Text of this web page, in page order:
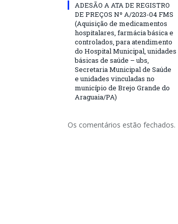
ADESÃO A ATA DE REGISTRO
DE PREÇOS Nº A/2023-04 FMS
(Aquisição de medicamentos
hospitalares, farmácia básica e
controlados, para atendimento
do Hospital Municipal, unidades
básicas de saúde – ubs,
Secretaria Municipal de Saúde
e unidades vinculadas no
município de Brejo Grande do
Araguaia/PA)
Os comentários estão fechados.